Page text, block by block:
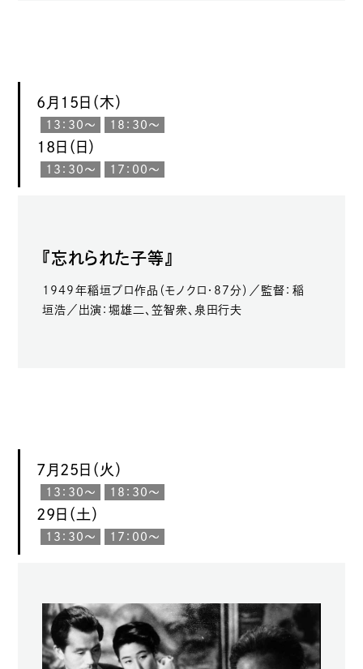
6月15日（木）
13：30〜 18：30〜
18日（日）
13：30〜 17：00〜
『忘れられた子等』
1949年稲垣プロ作品（モノクロ・87分）／監督：稲
垣浩／出演：堀雄二、笠智衆、泉田行夫
7月25日（火）
13：30〜 18：30〜
29日（土）
13：30〜 17：00〜